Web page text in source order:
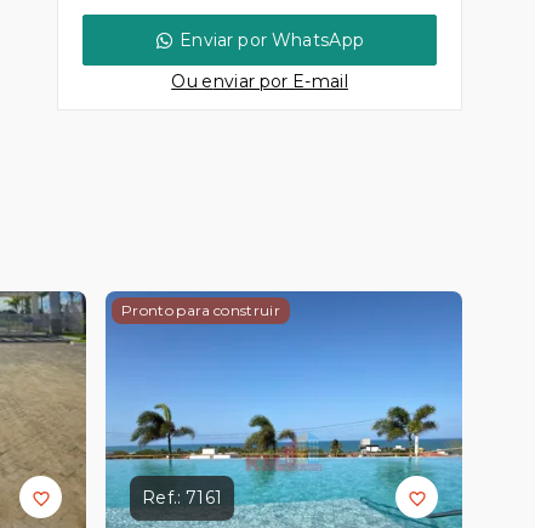
Enviar por WhatsApp
Ou enviar por E-mail
Pronto para construir
Ref.:7161